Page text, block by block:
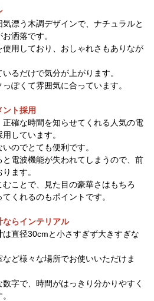
漂う木調デザインで、ナチュラルと
洒落です。
用しており、おしゃれさもありなが
るだけで気分が上がります。
ぽくて雰囲気に合っています。
ント採用
確な時間を知らせてくれる人気の電
しています。
のでとても便利です。
電波機能が失われてしまうので、前
ます。
ことで、見た目の豪華さはもちろ
くれるのもポイントです。
ならインテリアル
は直径30cmと小さすぎず大きすぎな
ど様々な場所でお使いいただけま
字で、時間がはっきり分かりやすく